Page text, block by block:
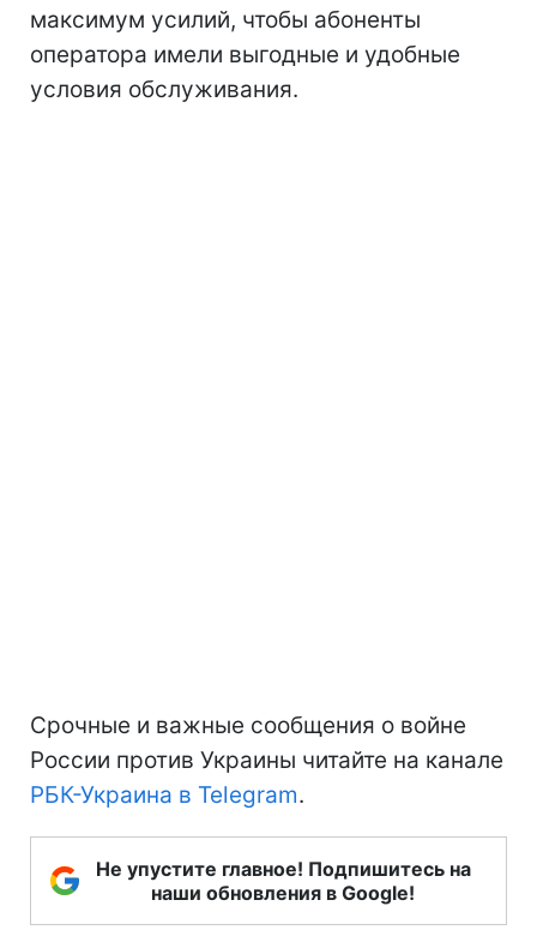
максимум усилий, чтобы абоненты
оператора имели выгодные и удобные
условия обслуживания.
Срочные и важные сообщения о войне
России против Украины читайте на канале
РБК-Украина в Telegram.
Не упустите главное! Подпишитесь на
наши обновления в Google!